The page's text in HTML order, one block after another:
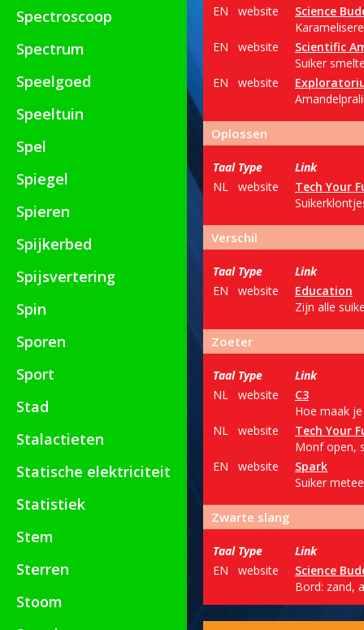
Spectroscoop
Spectrum
Speelgoed
Speeltuin
Spel
Spiegel
Spieren
Spijkerbed
Spijsvertering
Spin
Sporen
Sport
Stad
Stalactieten
Statische elektriciteit
Statistiek
Stem
Sterren
Stoom
EN
website
Science
EN
website
Scientific
Suiker
EN
website
Oplossen
Taal Type
Link
NL
website
Tech Your
Verschil
Taal Type
Link
EN
website
Education
Zijn alle
Zoeter
Taal Type
Link
NL
website
C3
Hoe maak
NL
website
Tech Your
Monf open,
EN
website
Spark
Suiker
Zwarte slang
Taal Type
Link
EN
website
Science
Bord: zand,